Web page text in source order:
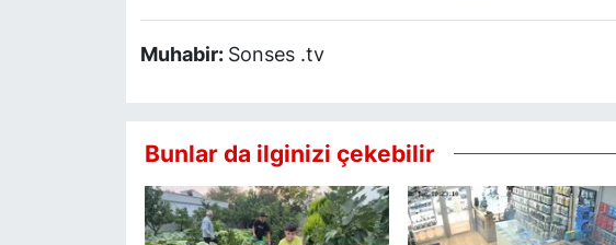
Muhabir: Sonses .tv
Bunlar da ilginizi çekebilir